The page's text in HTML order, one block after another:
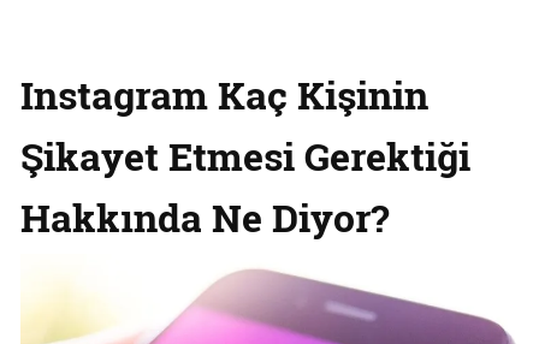
Instagram Kaç Kişinin
Şikayet Etmesi Gerektiği
Hakkında Ne Diyor?